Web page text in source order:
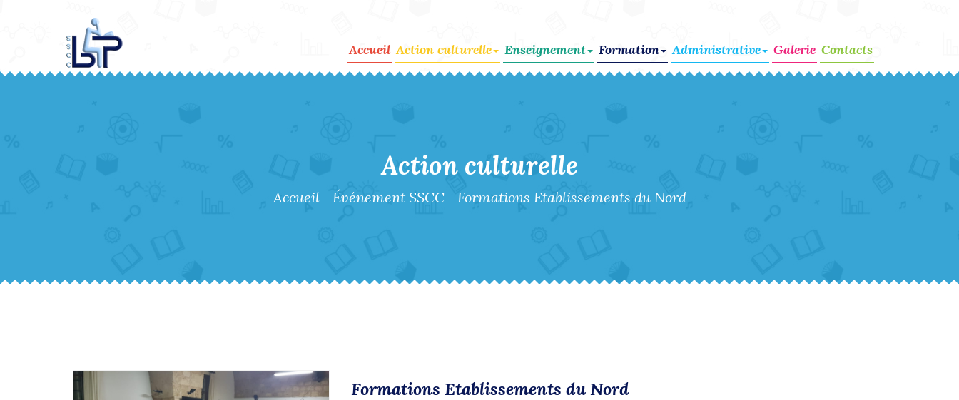
Accueil Action culturelle Enseignement Formation Administrative Galerie Contacts
Action culturelle
Accueil - Événement SSCC - Formations Etablissements du Nord
Formations Etablissements du Nord